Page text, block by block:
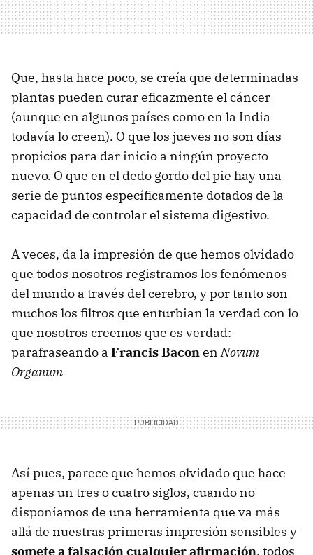
Que, hasta hace poco, se creía que determinadas
plantas pueden curar eficazmente el cáncer
(aunque en algunos países como en la India
todavía lo creen). O que los jueves no son días
propicios para dar inicio a ningún proyecto
nuevo. O que en el dedo gordo del pie hay una
serie de puntos específicamente dotados de la
capacidad de controlar el sistema digestivo.
A veces, da la impresión de que hemos olvidado
que todos nosotros registramos los fenómenos
del mundo a través del cerebro, y por tanto son
muchos los filtros que enturbian la verdad con lo
que nosotros creemos que es verdad:
parafraseando a Francis BaconenNovum
Organum
Así pues, parece que hemos olvidado que hace
apenas un tres o cuatro siglos, cuando no
disponíamos de una herramienta que va más
allá de nuestras primeras impresión sensibles y
somete a falsación cualquier afirmación, todos